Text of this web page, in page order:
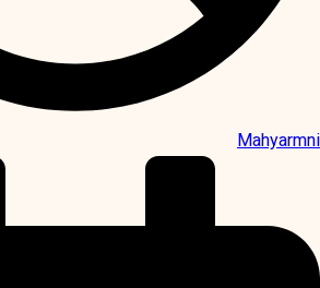
Mahyarmni